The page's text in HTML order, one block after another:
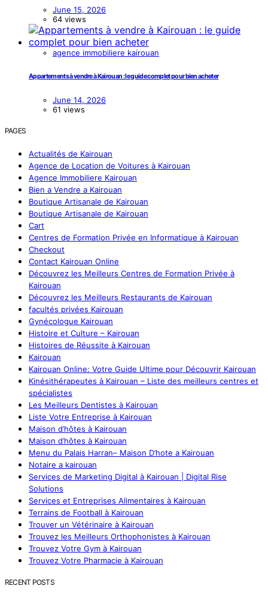
June 15, 2026
64 views
agence immobiliere kairouan
Appartements à vendre à Kairouan : le guide complet pour bien acheter
June 14, 2026
61 views
PAGES
Actualités de Kairouan
Agence de Location de Voitures à Kairouan
Agence Immobiliere Kairouan
Bien a Vendre a Kairouan
Boutique Artisanale de Kairouan
Boutique Artisanale de Kairouan
Cart
Centres de Formation Privée en Informatique à Kairouan
Checkout
Contact Kairouan Online
Découvrez les Meilleurs Centres de Formation Privée à
Kairouan
Découvrez les Meilleurs Restaurants de Kairouan
facultés privées Kairouan
Gynécologue Kairouan
Histoire et Culture – Kairouan
Histoires de Réussite à Kairouan
Kairouan
Kairouan Online: Votre Guide Ultime pour Découvrir Kairouan
Kinésithérapeutes à Kairouan – Liste des meilleurs centres et
spécialistes
Les Meilleurs Dentistes à Kairouan
Liste Votre Entreprise à Kairouan
Maison d’hôtes à Kairouan
Maison d’hôtes à Kairouan
Menu du Palais Harran– Maison D’hote a Kairouan
Notaire a kairouan
Services de Marketing Digital à Kairouan | Digital Rise
Solutions
Services et Entreprises Alimentaires à Kairouan
Terrains de Football à Kairouan
Trouver un Vétérinaire à Kairouan
Trouvez les Meilleurs Orthophonistes à Kairouan
Trouvez Votre Gym à Kairouan
Trouvez Votre Pharmacie à Kairouan
RECENT POSTS